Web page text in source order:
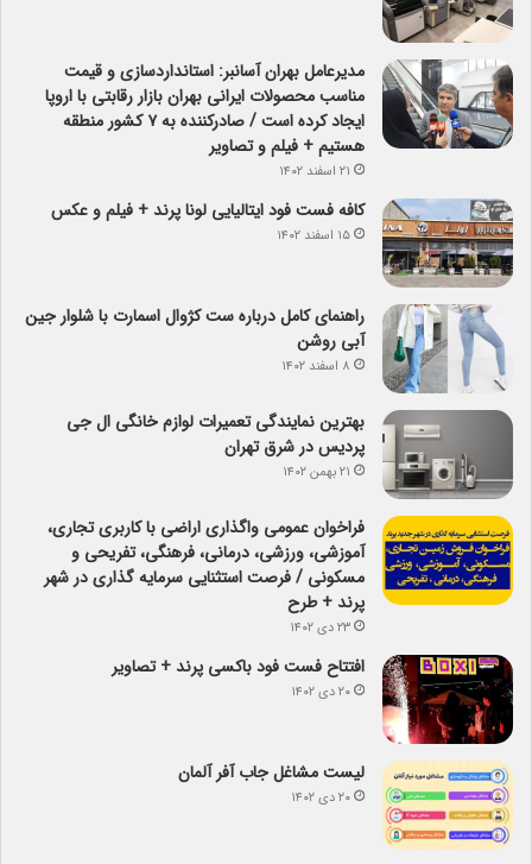
مدیرعامل بهران آسانبر: استانداردسازی و قیمت
مناسب محصولات ایرانی بهران بازار رقابتی با اروپا
ایجاد کرده است / صادرکننده به ۷ کشور منطقه
هستیم + فیلم و تصاویر
۲۱ اسفند ۱۴۰۲
کافه فست فود ایتالیایی لونا پرند + فیلم و عکس
۱۵ اسفند ۱۴۰۲
راهنمای کامل درباره ست کژوال اسمارت با شلوار جین
آبی روشن
۸ اسفند ۱۴۰۲
بهترین نمایندگی تعمیرات لوازم خانگی ال جی
پردیس در شرق تهران
۲۱ بهمن ۱۴۰۲
فراخوان عمومی واگذاری اراضی با کاربری تجاری،
آموزشی، ورزشی، درمانی، فرهنگی، تفریحی و
مسکونی / فرصت استثنایی سرمایه گذاری در شهر
پرند + طرح
۲۳ دی ۱۴۰۲
افتتاح فست فود باکسی پرند + تصاویر
۲۰ دی ۱۴۰۲
لیست مشاغل جاب آفر آلمان
۲۰ دی ۱۴۰۲